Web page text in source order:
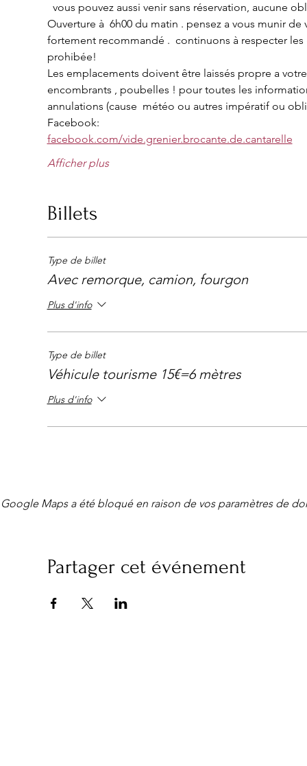
Ouverture à  6h00 du matin . pensez a vous munir
fortement recommandé .  continuons à respecter
prohibée!
Les emplacements doivent être laissés propre a
encombrants , poubelles ! pour toutes les
annulations (cause  météo ou autres impératif ou
Facebook:
facebook.com/vide.grenier.brocante.de.cantarelle
Afficher plus
Billets
Type de billet
Avec remorque, camion, fourgon
Plus d'info
Type de billet
Véhicule tourisme 15€=6 mètres
Plus d'info
Google Maps a été bloqué en raison de vos paramètres de
Partager cet événement